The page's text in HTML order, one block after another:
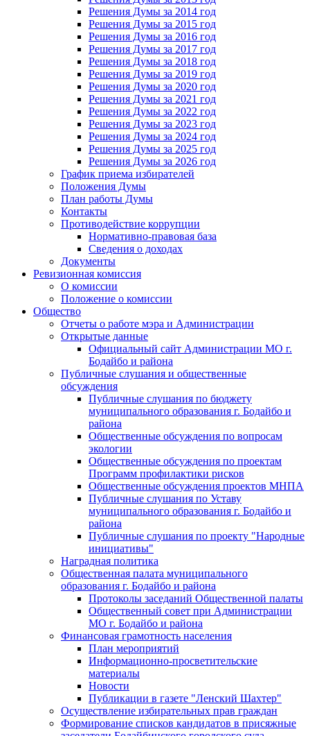
Решения Думы за 2014 год
Решения Думы за 2015 год
Решения Думы за 2016 год
Решения Думы за 2017 год
Решения Думы за 2018 год
Решения Думы за 2019 год
Решения Думы за 2020 год
Решения Думы за 2021 год
Решения Думы за 2022 год
Решения Думы за 2023 год
Решения Думы за 2024 год
Решения Думы за 2025 год
Решения Думы за 2026 год
График приема избирателей
Положения Думы
План работы Думы
Контакты
Противодействие коррупции
Нормативно-правовая база
Сведения о доходах
Документы
Ревизионная комиссия
О комиссии
Положение о комиссии
Общество
Отчеты о работе мэра и Администрации
Открытые данные
Официальный сайт Администрации МО г.
Бодайбо и района
Публичные слушания и общественные
обсуждения
Публичные слушания по бюджету
муниципального образования г. Бодайбо и
района
Общественные обсуждения по вопросам
экологии
Общественные обсуждения по проектам
Программ профилактики рисков
Общественные обсуждения проектов МНПА
Публичные слушания по Уставу
муниципального образования г. Бодайбо и
района
Публичные слушания по проекту "Народные
инициативы"
Наградная политика
Общественная палата муниципального
образования г. Бодайбо и района
Протоколы заседаний Общественной палаты
Общественный совет при Администрации
МО г. Бодайбо и района
Финансовая грамотность населения
План мероприятий
Информационно-просветительские
материалы
Новости
Публикации в газете "Ленский Шахтер"
Осуществление избирательных прав граждан
Формирование списков кандидатов в присяжные